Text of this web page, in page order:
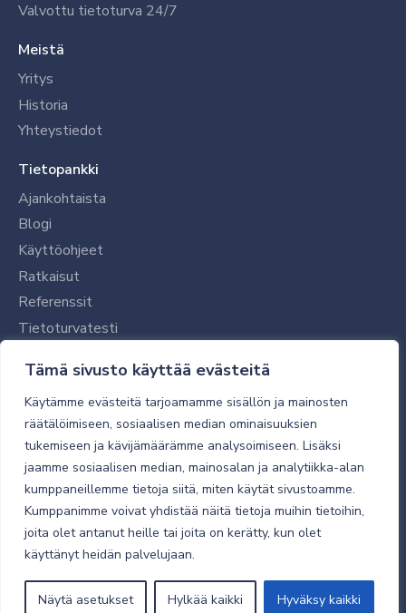
Tämä sivusto käyttää evästeitä
Käytämme evästeitä tarjoamamme sisällön ja mainosten
räätälöimiseen, sosiaalisen median ominaisuuksien
tukemiseen ja kävijämäärämme analysoimiseen. Lisäksi
jaamme sosiaalisen median, mainosalan ja analytiikka-alan
kumppaneillemme tietoja siitä, miten käytät sivustoamme.
Kumppanimme voivat yhdistää näitä tietoja muihin tietoihin,
joita olet antanut heille tai joita on kerätty, kun olet
käyttänyt heidän palvelujaan.
Näytä asetukset Hylkää kaikki Hyväksy kaikki
Valvottu tietoturva 24/7
Meistä
Yritys
Historia
Yhteystiedot
Tietopankki
Ajankohtaista
Blogi
Käyttöohjeet
Ratkaisut
Referenssit
Tietoturvatesti
Tilaajalle
Toimitustavat ja -kulut
Verkkokaupan yleiset ehdot
Toimitusehdot
Tietosuojaseloste
Tietoturva
© 2026 Micro Magic